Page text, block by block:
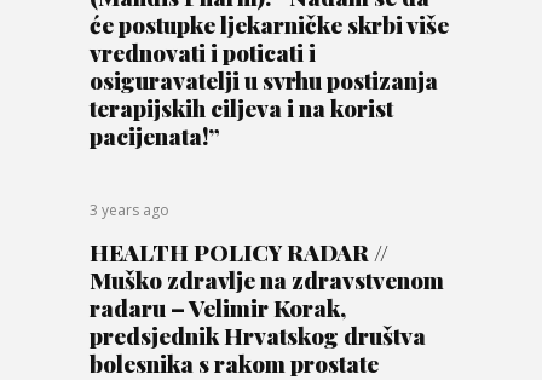
će postupke ljekarničke skrbi više
vrednovati i poticati i
osiguravatelji u svrhu postizanja
terapijskih ciljeva i na korist
pacijenata!”
3 years ago
HEALTH POLICY RADAR //
Muško zdravlje na zdravstvenom
radaru – Velimir Korak,
predsjednik Hrvatskog društva
bolesnika s rakom prostate